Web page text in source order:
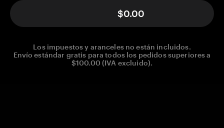
$0.00
Los impuestos y aranceles no están incluidos.
Envío estándar gratis para todos los pedidos superiores a
$100.00 (IVA excluido).